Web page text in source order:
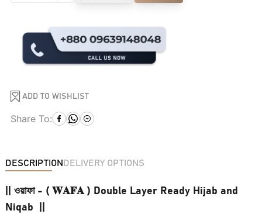
ADD TO WISHLIST
Share To:
DESCRIPTION DELIVERY OPTIONS
|| ওয়াফা - ( 𝐖𝐀𝐅𝐀 ) Double Layer Ready Hijab and
Niqab ||